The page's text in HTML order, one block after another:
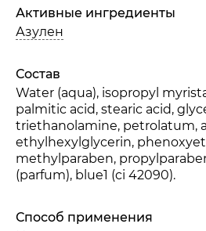
Активные ингредиенты
Азулен
Состав
Water (aqua), isopropyl
palmitic acid, stearic acid,
triethanolamine, petrolatum,
ethylhexylglycerin,
methylparaben,
(parfum), blue1 (ci 42090).
Способ применения